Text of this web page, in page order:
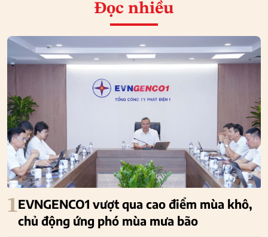
Đọc nhiều
1EVNGENCO1 vượt qua cao điểm mùa khô,
chủ động ứng phó mùa mưa bão